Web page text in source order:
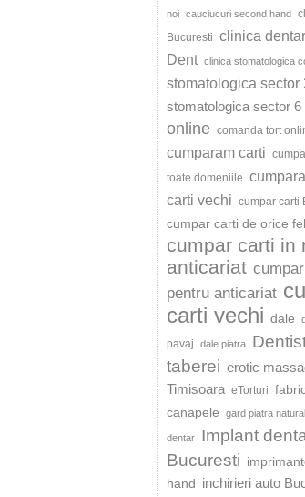
noi cauciucuri second hand
Bucuresti clinica
Dent clinica stomatologica
stomatologica sector
stomatologica sector 6
online comanda tort
cumparam carti
toate domeniile
carti vechi cumpar carti
cumpar carti de orice fel
cumpar carti in
anticariat
pentru anticariat
carti vechi dale
pavaj dale piatra
taberei erotic
Timisoara eTorturi
canapele
gard piatra
dentar
Implant
Bucuresti
hand inchirieri auto